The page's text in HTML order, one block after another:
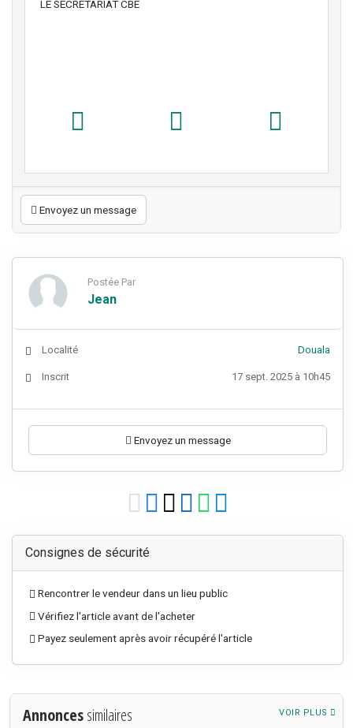
LE SECRÉTARIAT CBE
Envoyez un message
Postée Par
Jean
Localité Douala
Inscrit 17 sept. 2025 à 10h45
Envoyez un message
Consignes de sécurité
Rencontrer le vendeur dans un lieu public
Vérifiez l'article avant de l'acheter
Payez seulement après avoir récupéré l'article
Annoncessimilaires VOIR PLUS